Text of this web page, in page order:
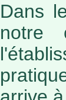
Dans
notre